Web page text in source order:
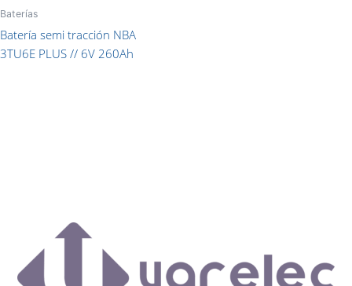
Baterías
Batería semi tracción NBA
3TU6E PLUS // 6V 260Ah